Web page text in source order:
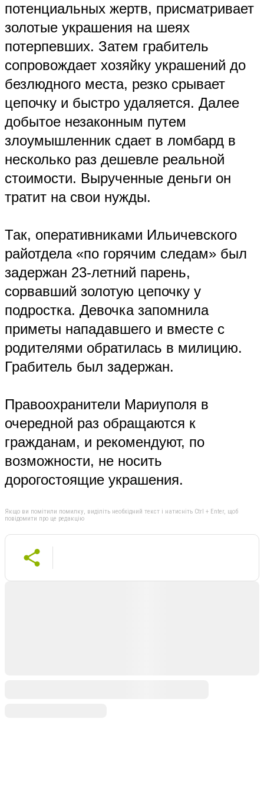
потенциальных жертв, присматривает
золотые украшения на шеях
потерпевших. Затем грабитель
сопровождает хозяйку украшений до
безлюдного места, резко срывает
цепочку и быстро удаляется. Далее
добытое незаконным путем
злоумышленник сдает в ломбард в
несколько раз дешевле реальной
стоимости. Вырученные деньги он
тратит на свои нужды.
Так, оперативниками Ильичевского
райотдела «по горячим следам» был
задержан 23-летний парень,
сорвавший золотую цепочку у
подростка. Девочка запомнила
приметы нападавшего и вместе с
родителями обратилась в милицию.
Грабитель был задержан.
Правоохранители Мариуполя в
очередной раз обращаются к
гражданам, и рекомендуют, по
возможности, не носить
дорогостоящие украшения.
Якщо ви помітили помилку, виділіть необхідний текст і натисніть Ctrl + Enter, щоб
повідомити про це редакцію